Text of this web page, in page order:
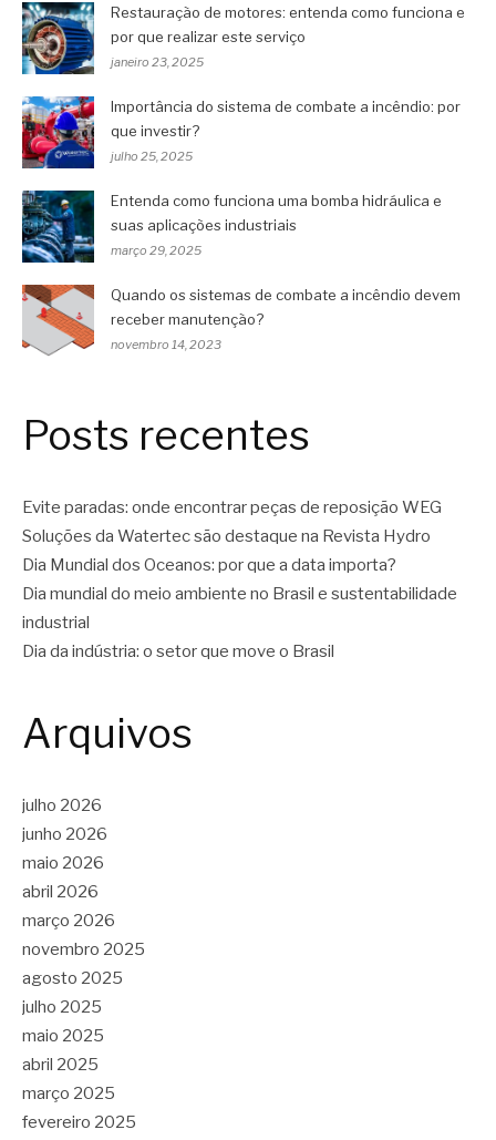
Restauração de motores: entenda como funciona e
por que realizar este serviço
janeiro 23, 2025
Importância do sistema de combate a incêndio: por
que investir?
julho 25, 2025
Entenda como funciona uma bomba hidráulica e
suas aplicações industriais
março 29, 2025
Quando os sistemas de combate a incêndio devem
receber manutenção?
novembro 14, 2023
Posts recentes
Evite paradas: onde encontrar peças de reposição WEG
Soluções da Watertec são destaque na Revista Hydro
Dia Mundial dos Oceanos: por que a data importa?
Dia mundial do meio ambiente no Brasil e sustentabilidade
industrial
Dia da indústria: o setor que move o Brasil
Arquivos
julho 2026
junho 2026
maio 2026
abril 2026
março 2026
novembro 2025
agosto 2025
julho 2025
maio 2025
abril 2025
março 2025
fevereiro 2025